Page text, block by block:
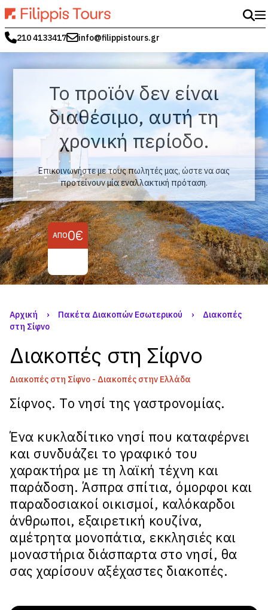
210 4133417 info@filippistours.gr
Το προϊόν δεν είναι
διαθέσιμο, αυτή τη
χρονική περίοδο.
Επικοινωνήστε με τους πωλητές μας, ώστε να σας
προτείνουν μία εναλλακτική πρόταση.
ΑΠΌ0€
Αρχική › Πακέτα Διακοπών Εσωτερικού ›
Διακοπές
στη Σίφνο
Διακοπές στη Σίφνο
Διακοπές στη Σίφνο - Διακοπές στην Ελλάδα
Σίφνος. Το νησί της γαστρονομίας.
Ένα κυκλαδίτικο νησί που καταφέρνει
και συνδυάζει το γραφικό του
χαρακτήρα με τη λαϊκή τέχνη και
παράδοση. Άσπρα σπίτια, όμορφοι και
παραδοσιακοί οικισμοί, καλόκαρδοι
άνθρωποι, εξαιρετική κουζίνα,
αμέτρητα μονοπάτια, εκκλησιές και
μοναστήρια διάσπαρτα στο νησί, θα
σας χαρίσουν αξέχαστες διακοπές.